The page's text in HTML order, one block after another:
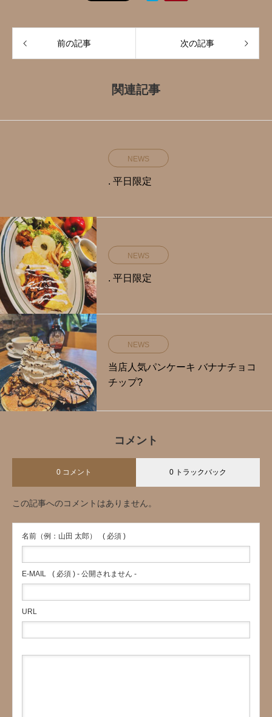
前の記事 次の記事
関連記事
NEWS
. 平日限定️
NEWS
. 平日限定️
NEWS
当店人気パンケーキ バナナチョコ
チップ?
コメント
0 コメント 0 トラックバック
この記事へのコメントはありません。
名前（例：山田 太郎） ( 必須 )
E-MAIL ( 必須 ) - 公開されません -
URL